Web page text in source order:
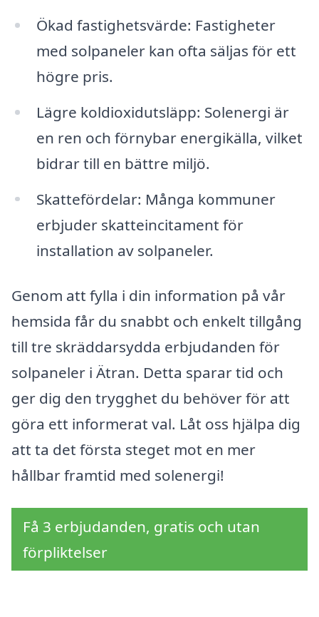
Ökad fastighetsvärde: Fastigheter
med solpaneler kan ofta säljas för ett
högre pris.
Lägre koldioxidutsläpp: Solenergi är
en ren och förnybar energikälla, vilket
bidrar till en bättre miljö.
Skattefördelar: Många kommuner
erbjuder skatteincitament för
installation av solpaneler.
Genom att fylla i din information på vår
hemsida får du snabbt och enkelt tillgång
till tre skräddarsydda erbjudanden för
solpaneler i Ätran. Detta sparar tid och
ger dig den trygghet du behöver för att
göra ett informerat val. Låt oss hjälpa dig
att ta det första steget mot en mer
hållbar framtid med solenergi!
Få 3 erbjudanden, gratis och utan
förpliktelser